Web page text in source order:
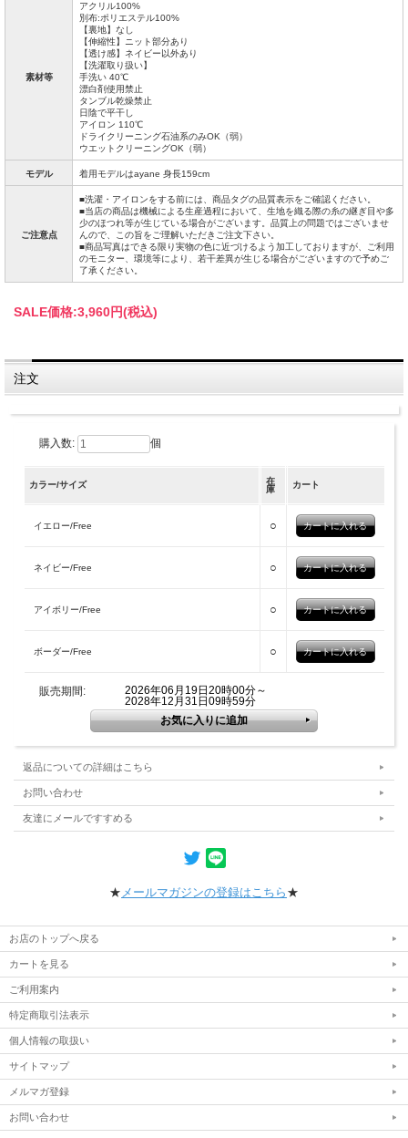
素材等
アクリル100%
別布:ポリエステル100%
【裏地】なし
【伸縮性】ニット部分あり
【透け感】ネイビー以外あり
【洗濯取り扱い】
手洗い 40℃
漂白剤使用禁止
タンブル乾燥禁止
日陰で平干し
アイロン 110℃
ドライクリーニング石油系のみOK（弱）
ウエットクリーニングOK（弱）
モデル 着用モデルはayane 身長159cm
ご注意点
■洗濯・アイロンをする前には、商品タグの品質表示をご確認ください。
■当店の商品は機械による生産過程において、生地を織る際の糸の継ぎ目や多
少のほつれ等が生じている場合がございます。品質上の問題ではございませ
んので、この旨をご理解いただきご注文下さい。
■商品写真はできる限り実物の色に近づけるよう加工しておりますが、ご利用
のモニター、環境等により、若干差異が生じる場合がございますので予めご
了承ください。
SALE価格:3,960円(税込)
注文
購入数: 個
カラー/サイズ
在
庫
カート
イエロー/Free ○
ネイビー/Free ○
アイボリー/Free ○
ボーダー/Free ○
販売期間:
2026年06月19日20時00分～
2028年12月31日09時59分
返品についての詳細はこちら
お問い合わせ
友達にメールですすめる
★ メールマガジンの登録はこちら ★
お店のトップへ戻る
カートを見る
ご利用案内
特定商取引法表示
個人情報の取扱い
サイトマップ
メルマガ登録
お問い合わせ